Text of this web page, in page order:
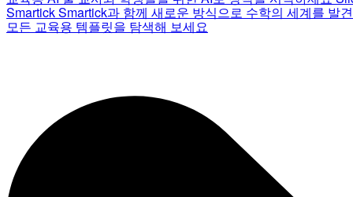
SmartickSmartick과 함께 새로운 방식으로 수학의 세계를 발
모든 교육용 템플릿을 탐색해 보세요